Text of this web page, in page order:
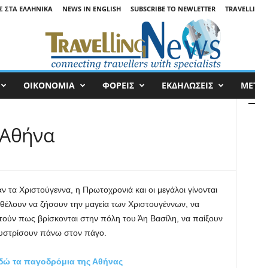
ΣΤΑ ΕΛΛΗΝΙΚΆ NEWS IN ENGLISH SUBSCRIBE TO NEWLETTER
ΟΙΚΟΝΟΜΙΑ ΦΟΡΕΙΣ ΕΚΔΗΛΩΣΕΙΣ
τα Χριστούγεννα, η Πρωτοχρονιά και οι μεγάλοι γίνονται
να ζήσουν την μαγεία των Χριστουγέννων, να
πως βρίσκονται στην πόλη του Άη Βασίλη, να παίξουν
πάνω στον πάγο.
τα παγοδρόμια της Αθήνας